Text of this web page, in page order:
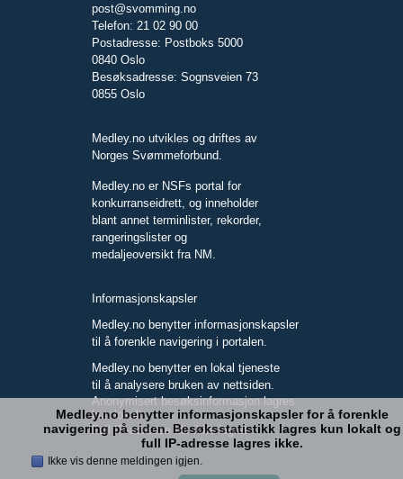
post@svomming.no
Telefon: 21 02 90 00
Postadresse: Postboks 5000
0840 Oslo
Besøksadresse: Sognsveien 73
0855 Oslo
Medley.no utvikles og driftes av
Norges Svømmeforbund.
Medley.no er NSFs portal for
konkurranseidrett, og inneholder
blant annet terminlister, rekorder,
rangeringslister og
medaljeoversikt fra NM.
Informasjonskapsler
Medley.no benytter informasjonskapsler
til å forenkle navigering i portalen.
Medley.no benytter en lokal tjeneste
til å analysere bruken av nettsiden.
Anonymisert besøksinformasjon lagres
kun lokalt.
Full IP-adresse blir ikke lagret.
Medley.no benytter informasjonskapsler for å forenkle
navigering på siden. Besøksstatistikk lagres kun lokalt og
full IP-adresse lagres ikke.
Ikke vis denne meldingen igjen.